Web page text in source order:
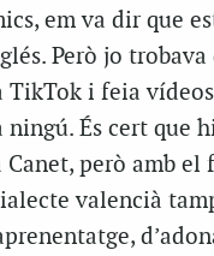
em va dir que
Però jo trobava
i feia
És cert que
però amb el
valencià